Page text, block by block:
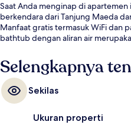
Saat Anda menginap di apartemen
berkendara dari Tanjung Maeda
Manfaat gratis termasuk WiFi dan
bathtub dengan aliran air
Selengkapnya
Sekilas
Ukuran properti